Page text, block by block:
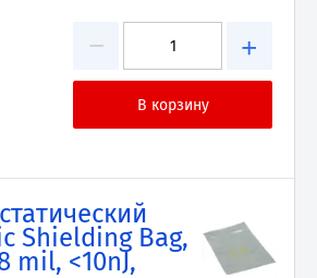
− +
Shielding Bag,
mil, <10nJ,